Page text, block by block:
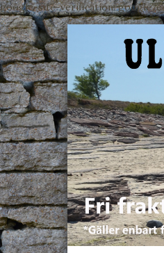
google-site-verification: